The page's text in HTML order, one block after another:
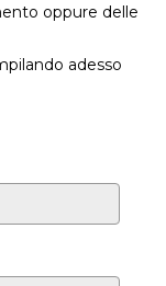
oppure delle
adesso